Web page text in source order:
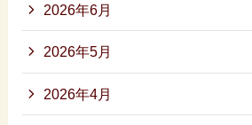
2026年6月
2026年5月
2026年4月